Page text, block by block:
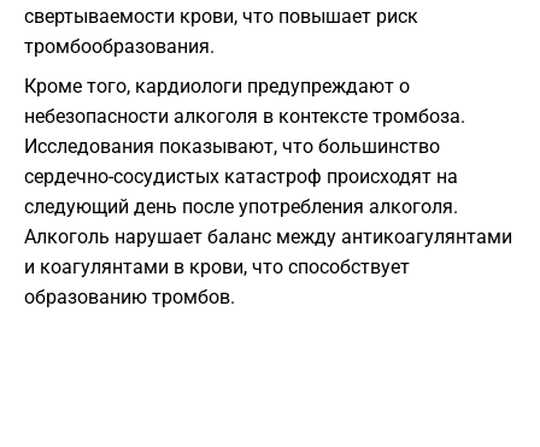
свертываемости крови, что повышает риск
тромбообразования.
Кроме того, кардиологи предупреждают о
небезопасности алкоголя в контексте тромбоза.
Исследования показывают, что большинство
сердечно-сосудистых катастроф происходят на
следующий день после употребления алкоголя.
Алкоголь нарушает баланс между антикоагулянтами
и коагулянтами в крови, что способствует
образованию тромбов.